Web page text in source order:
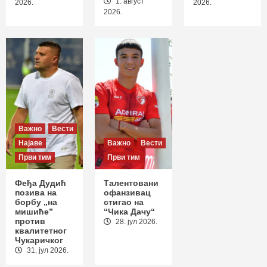
2
3
Важно Извештаји Први тим
Пораз на отварању сезоне: Раднички
положио оружје у Новом Пазару
2026.
2026.
2026.
Важно
Вести
Најаве
Први тим
Феђа Дудић
позива на
борбу „на
мишиће”
против
квалитетног
Чукаричког
31. јул 2026.
Важно
Вести
Први тим
Талентовани
офанзивац
стигао на
“Чика Дачу“
28. јул 2026.